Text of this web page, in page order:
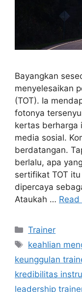
Bayangkan
menyelesaikan
(TOT). Ia
fotonya
kertas berharga
media sosial.
berdatangan.
berlalu, apa
sertifikat TOT
dipercaya
Ataukah … Read
Trainer
keahlian
keunggulan
kredibilitas
leadership